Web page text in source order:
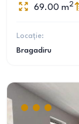
69.00 m2
Locație:
Bragadiru